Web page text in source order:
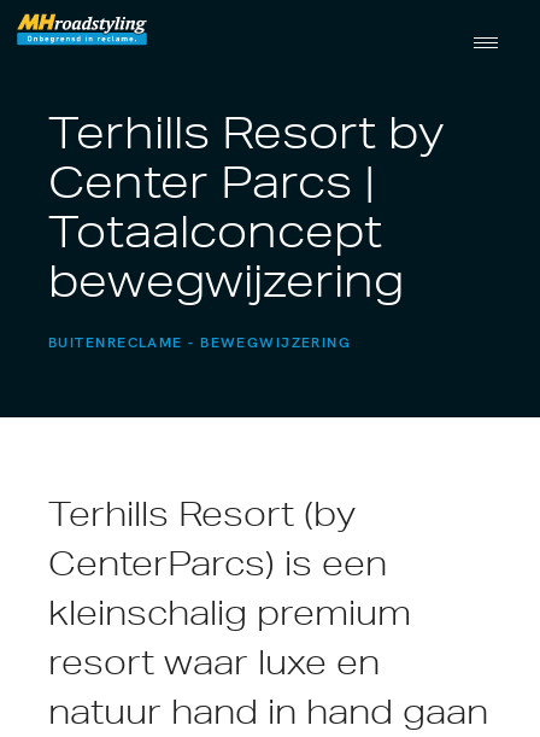
Terhills Resort by
Center Parcs |
Totaalconcept
bewegwijzering
BUITENRECLAME BEWEGWIJZERING
Terhills Resort (by
CenterParcs) is een
kleinschalig premium
resort waar luxe en
natuur hand in hand gaan